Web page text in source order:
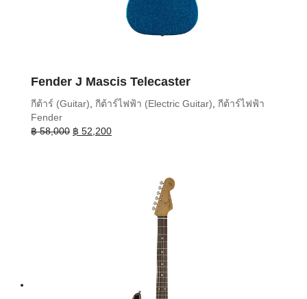
Fender J Mascis Telecaster
กีต้าร์ (Guitar) กีต้าร์ไฟฟ้า (Electric Guitar) กีต้าร์ไฟฟ้า
Fender
฿58,000 Original
฿ 52,200Current